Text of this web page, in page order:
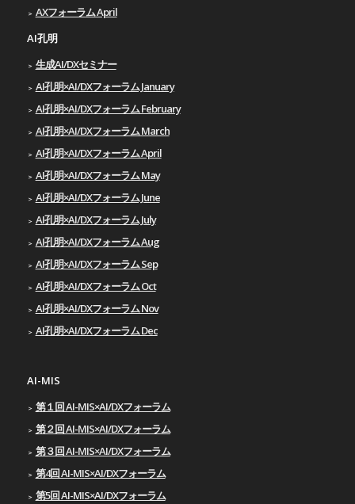
AXフォーラム April
AI孔明
生成AI/DXセミナー
AI孔明×AI/DXフォーラム January
AI孔明×AI/DXフォーラム February
AI孔明×AI/DXフォーラム March
AI孔明×AI/DXフォーラム April
AI孔明×AI/DXフォーラム May
AI孔明×AI/DXフォーラム June
AI孔明×AI/DXフォーラム July
AI孔明×AI/DXフォーラム Aug
AI孔明×AI/DXフォーラム Sep
AI孔明×AI/DXフォーラム Oct
AI孔明×AI/DXフォーラム Nov
AI孔明×AI/DXフォーラム Dec
AI-MIS
第１回 AI-MIS×AI/DXフォーラム
第２回 AI-MIS×AI/DXフォーラム
第３回 AI-MIS×AI/DXフォーラム
第4回 AI-MIS×AI/DXフォーラム
第5回 AI-MIS×AI/DXフォーラム